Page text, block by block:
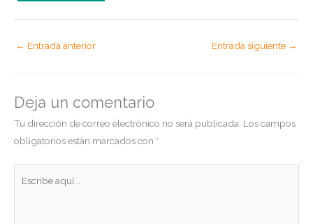
← Entrada anterior Entrada siguiente →
Deja un comentario
Tu dirección de correo electrónico no será publicada. Los campos
obligatorios están marcados con *